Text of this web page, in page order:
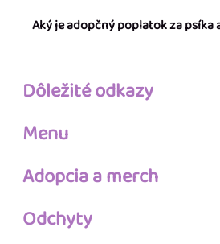
Aký je adopčný poplatok za psíka
Dôležité odkazy
Menu
Adopcia a merch
Odchyty